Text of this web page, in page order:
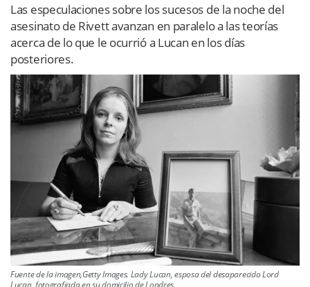
Las especulaciones sobre los sucesos de la noche del
asesinato de Rivett avanzan en paralelo a las teorías
acerca de lo que le ocurrió a Lucan en los días
posteriores.
Fuente de la imagen,Getty Images. Lady Lucan, esposa del desaparecido Lord
Lucan, fotografiada en su domicilio de Londres.